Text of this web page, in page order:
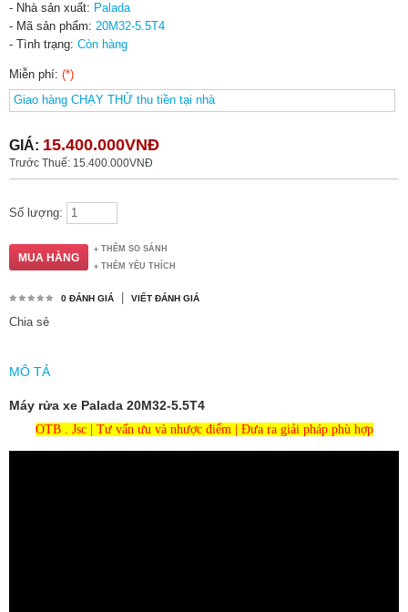
- Nhà sản xuất: Palada
- Mã sản phẩm: 20M32-5.5T4
- Tình trạng: Còn hàng
Miễn phí: (*)
GIÁ: 15.400.000VNĐ
Trước Thuế: 15.400.000VNĐ
Số lượng:
THÊM SO SÁNH
THÊM YÊU THÍCH
0 ĐÁNH GIÁ VIẾT ĐÁNH GIÁ
Chia sẻ
MÔ TẢ
Máy rửa xe Palada 20M32-5.5T4
OTB . Jsc | Tư vấn ưu và nhược điểm | Đưa ra giải pháp phù hợp